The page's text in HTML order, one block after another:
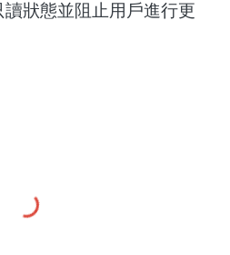
狀態並阻止用戶進行更